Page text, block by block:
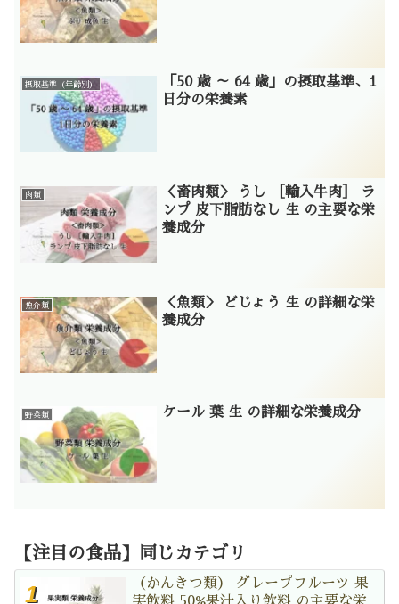
摂取基準（年齢別）
「50 歳 ～ 64 歳」の摂取基準、1
日分の栄養素
肉類
＜畜肉類＞ うし ［輸入牛肉］ ラ
ンプ 皮下脂肪なし 生 の主要な栄
養成分
魚介類
＜魚類＞ どじょう 生 の詳細な栄
養成分
野菜類 ケール 葉 生 の詳細な栄養成分
【注目の食品】同じカテゴリ
（かんきつ類） グレープフルーツ 果
実飲料 50%果汁入り飲料 の主要な栄